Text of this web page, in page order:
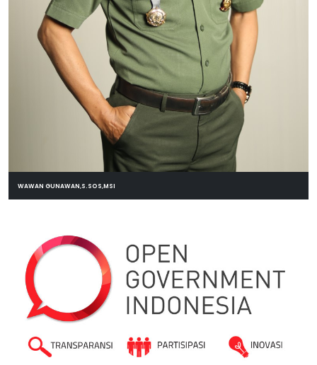
WAWAN GUNAWAN,S.SOS,MSI